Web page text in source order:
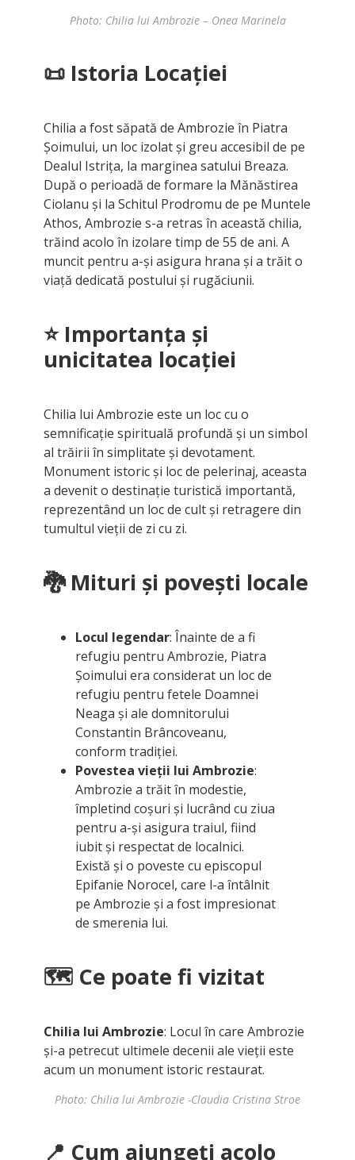
Photo: Chilia lui Ambrozie – Onea Marinela
📜 Istoria Locației
Chilia a fost săpată de Ambrozie în Piatra
Șoimului, un loc izolat și greu accesibil de pe
Dealul Istrița, la marginea satului Breaza.
După o perioadă de formare la Mănăstirea
Ciolanu și la Schitul Prodromu de pe Muntele
Athos, Ambrozie s-a retras în această chilia,
trăind acolo în izolare timp de 55 de ani. A
muncit pentru a-și asigura hrana și a trăit o
viață dedicată postului și rugăciunii.
⭐ Importanța și
unicitatea locației
Chilia lui Ambrozie este un loc cu o
semnificație spirituală profundă și un simbol
al trăirii în simplitate și devotament.
Monument istoric și loc de pelerinaj, aceasta
a devenit o destinație turistică importantă,
reprezentând un loc de cult și retragere din
tumultul vieții de zi cu zi.
🐉 Mituri și povești locale
Locul legendar: Înainte de a fi
refugiu pentru Ambrozie, Piatra
Șoimului era considerat un loc de
refugiu pentru fetele Doamnei
Neaga și ale domnitorului
Constantin Brâncoveanu,
conform tradiției.
Povestea vieții lui Ambrozie:
Ambrozie a trăit în modestie,
împletind coșuri și lucrând cu ziua
pentru a-și asigura traiul, fiind
iubit și respectat de localnici.
Există și o poveste cu episcopul
Epifanie Norocel, care l-a întâlnit
pe Ambrozie și a fost impresionat
de smerenia lui.
🗺️ Ce poate fi vizitat
Chilia lui Ambrozie: Locul în care Ambrozie
și-a petrecut ultimele decenii ale vieții este
acum un monument istoric restaurat.
Photo: Chilia lui Ambrozie -Claudia Cristina Stroe
📍 Cum ajungeți acolo